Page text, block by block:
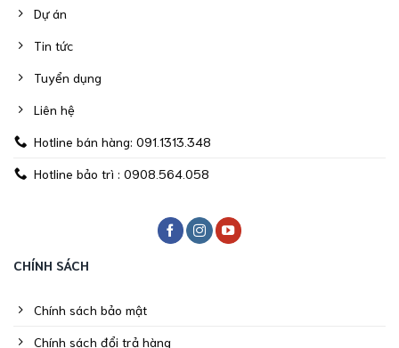
Dự án
Tin tức
Tuyển dụng
Liên hệ
Hotline bán hàng: 091.1313.348
Hotline bảo trì : 0908.564.058
CHÍNH SÁCH
Chính sách bảo mật
Chính sách đổi trả hàng